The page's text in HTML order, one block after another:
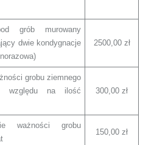
grób murowany
dwie kondygnacje
2500,00 zł
grobu ziemnego
na ilość
300,00 zł
ważności grobu
150,00 zł